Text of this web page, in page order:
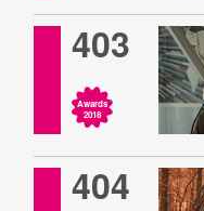
403
Awards
2018
404